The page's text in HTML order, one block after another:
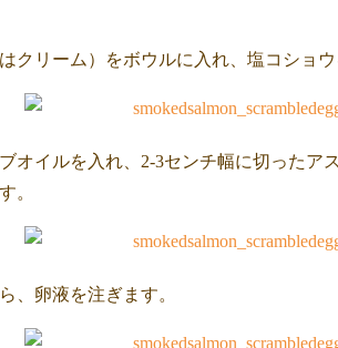
クリーム）をボウルに入れ、塩コショウ
オイルを入れ、2-3センチ幅に切ったア
。
、卵液を注ぎます。